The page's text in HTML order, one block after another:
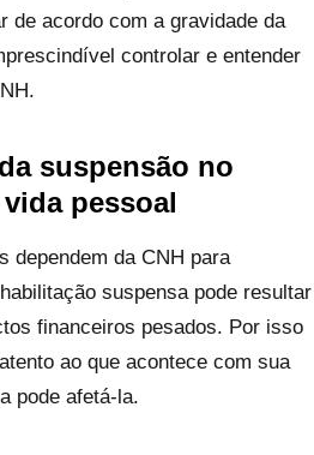
de acordo com a gravidade da
controlar e entender
suspensão no
pessoal
dependem da CNH para
suspensa pode resultar
financeiros pesados. Por isso
ao que acontece com sua
pode afetá-la.